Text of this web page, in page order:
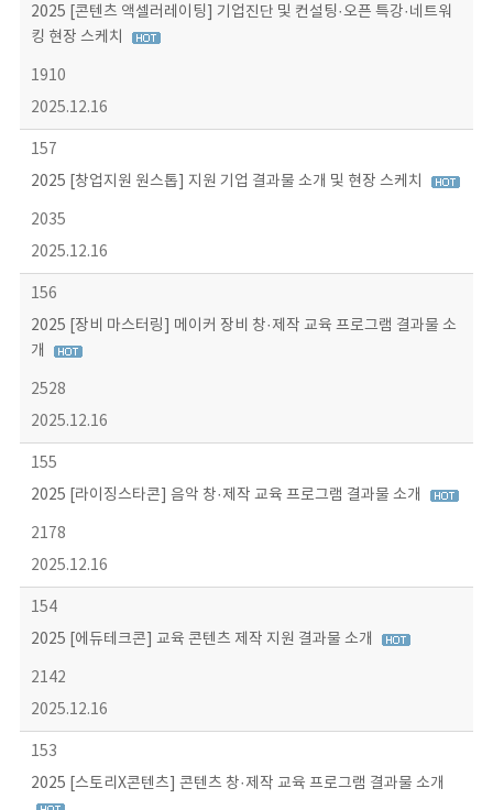
2025 [콘텐츠 액셀러레이팅] 기업진단 및 컨설팅·오픈 특강·네트워
킹 현장 스케치
1910
2025.12.16
157
2025 [창업지원 원스톱] 지원 기업 결과물 소개 및 현장 스케치
2035
2025.12.16
156
2025 [장비 마스터링] 메이커 장비 창·제작 교육 프로그램 결과물 소
개
2528
2025.12.16
155
2025 [라이징스타콘] 음악 창·제작 교육 프로그램 결과물 소개
2178
2025.12.16
154
2025 [에듀테크콘] 교육 콘텐츠 제작 지원 결과물 소개
2142
2025.12.16
153
2025 [스토리X콘텐츠] 콘텐츠 창·제작 교육 프로그램 결과물 소개